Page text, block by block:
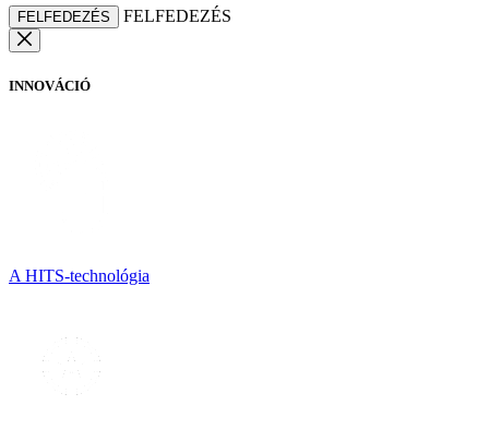
FELFEDEZÉS FELFEDEZÉS
INNOVÁCIÓ
A HITS-technológia